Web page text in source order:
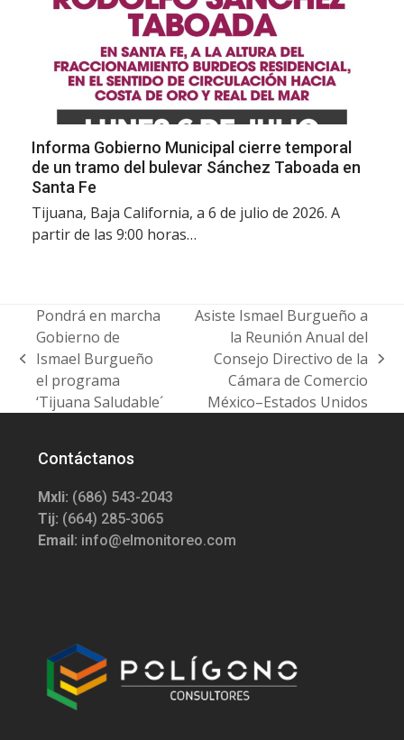
Informa Gobierno Municipal cierre temporal
de un tramo del bulevar Sánchez Taboada en
Santa Fe
Tijuana, Baja California, a 6 de julio de 2026. A
partir de las 9:00 horas…
previous
post:
Pondrá en marcha
Gobierno de
Ismael Burgueño
el programa
‘Tijuana Saludable´
Asiste Ismael Burgueño a
la Reunión Anual del
Consejo Directivo de la
Cámara de Comercio
México–Estados Unidos
Contáctanos
Mxli: (686) 543-2043
Tij: (664) 285-3065
Email: info@elmonitoreo.com